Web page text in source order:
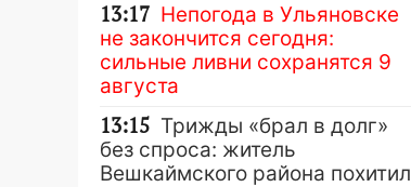
13:17 Непогода в Ульяновске
не закончится сегодня:
сильные ливни сохранятся 9
августа
13:15 Трижды «брал в долг»
без спроса: житель
Вешкаймского района похитил